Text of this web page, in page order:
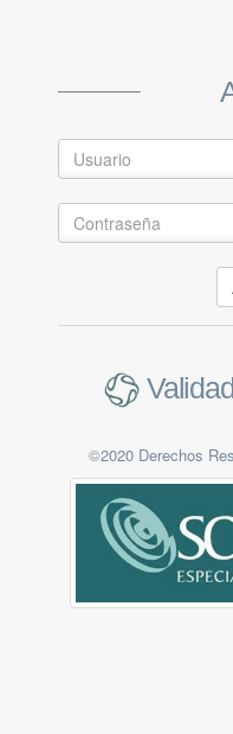
©2020 Derechos
©2019 Derechos